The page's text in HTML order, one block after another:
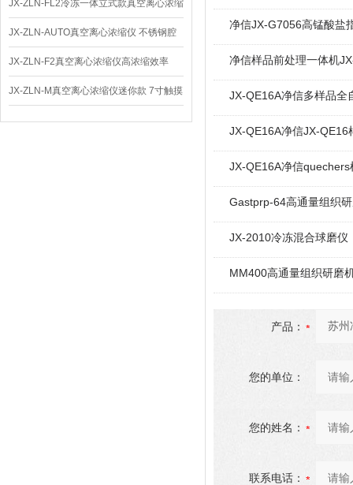
JX-ZLN-FL2冷冻一体立式款真空离心浓缩
仪 低温功能
JX-ZLN-AUTO真空离心浓缩仪 不锈钢腔
体
JX-ZLN-F2真空离心浓缩仪高浓缩效率
JX-ZLN-M真空离心浓缩仪迷你款 7寸触摸
屏
净信JX-G7056高锰酸盐
净信样品前处理一体机
JX-QE16A净信多样品全
JX-QE16A净信JX-QE16
JX-QE16A净信
Gastprp-64高通量组织
JX-2010冷冻混合球磨仪
MM400高通量组织研磨
产品：
您的单位：
您的姓名：
联系电话：